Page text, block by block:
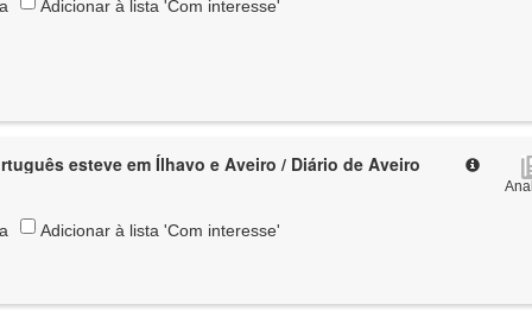
Adicionar à lista 'Com interesse'
esteve em Ílhavo e Aveiro / Diário de Aveiro
Adicionar à lista 'Com interesse'